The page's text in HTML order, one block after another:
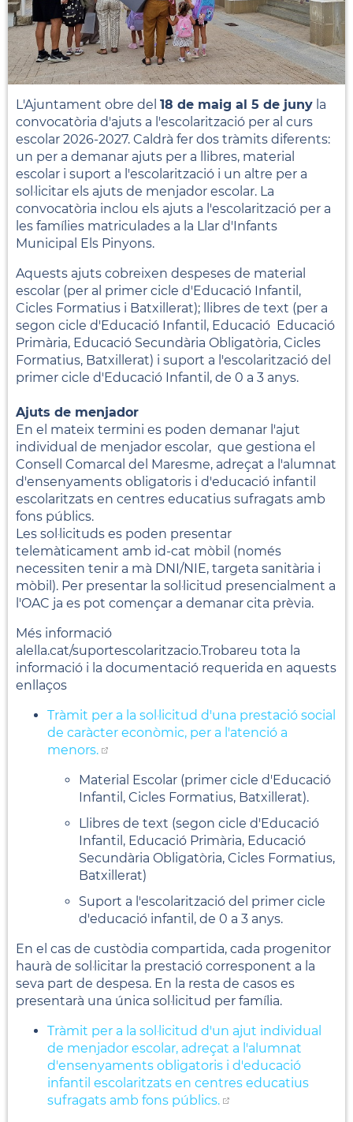
L'Ajuntament obre del 18 de maig al 5 de juny la
convocatòria d'ajuts a l'escolarització per al curs
escolar 2026-2027. Caldrà fer dos tràmits diferents:
un per a demanar ajuts per a llibres, material
escolar i suport a l'escolarització i un altre per a
sol·licitar els ajuts de menjador escolar. La
convocatòria inclou els ajuts a l'escolarització per a
les famílies matriculades a la Llar d'Infants
Municipal Els Pinyons.
Aquests ajuts cobreixen despeses de material
escolar (per al primer cicle d'Educació Infantil,
Cicles Formatius i Batxillerat); llibres de text (per a
segon cicle d'Educació Infantil, Educació Educació
Primària, Educació Secundària Obligatòria, Cicles
Formatius, Batxillerat) i suport a l'escolarització del
primer cicle d'Educació Infantil, de 0 a 3 anys.
Ajuts de menjador
En el mateix termini es poden demanar l'ajut
individual de menjador escolar, que gestiona el
Consell Comarcal del Maresme, adreçat a l'alumnat
d'ensenyaments obligatoris i d'educació infantil
escolaritzats en centres educatius sufragats amb
fons públics.
Les sol·licituds es poden presentar
telemàticament amb id-cat mòbil (només
necessiten tenir a mà DNI/NIE, targeta sanitària i
mòbil). Per presentar la sol·licitud presencialment a
l'OAC ja es pot començar a demanar cita prèvia.
Més informació
alella.cat/suportescolaritzacio.Trobareu tota la
informació i la documentació requerida en aquests
enllaços
Tràmit per a la sol·licitud d'una prestació social
de caràcter econòmic, per a l'atenció a
menors.
Material Escolar (primer cicle d'Educació
Infantil, Cicles Formatius, Batxillerat).
Llibres de text (segon cicle d'Educació
Infantil, Educació Primària, Educació
Secundària Obligatòria, Cicles Formatius,
Batxillerat)
Suport a l'escolarització del primer cicle
d'educació infantil, de 0 a 3 anys.
En el cas de custòdia compartida, cada progenitor
haurà de sol·licitar la prestació corresponent a la
seva part de despesa. En la resta de casos es
presentarà una única sol·licitud per família.
Tràmit per a la sol·licitud d'un ajut individual
de menjador escolar, adreçat a l'alumnat
d'ensenyaments obligatoris i d'educació
infantil escolaritzats en centres educatius
sufragats amb fons públics.